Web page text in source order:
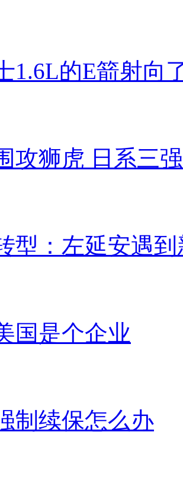
1.6L的E箭射向
攻狮虎 日系三
型：左延安遇
国是个企业
制续保怎么办